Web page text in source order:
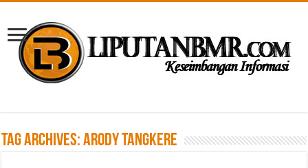
Tag Archives:Arody Tangkere